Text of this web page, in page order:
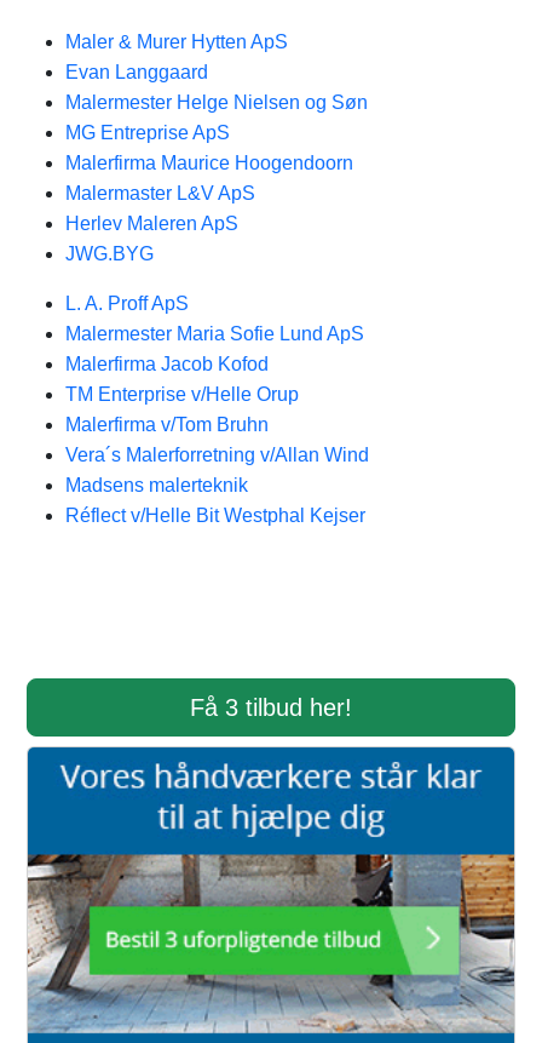
Maler & Murer Hytten ApS
Evan Langgaard
Malermester Helge Nielsen og Søn
MG Entreprise ApS
Malerfirma Maurice Hoogendoorn
Malermaster L&V ApS
Herlev Maleren ApS
JWG.BYG
L. A. Proff ApS
Malermester Maria Sofie Lund ApS
Malerfirma Jacob Kofod
TM Enterprise v/Helle Orup
Malerfirma v/Tom Bruhn
Vera´s Malerforretning v/Allan Wind
Madsens malerteknik
Réflect v/Helle Bit Westphal Kejser
Få 3 tilbud her!